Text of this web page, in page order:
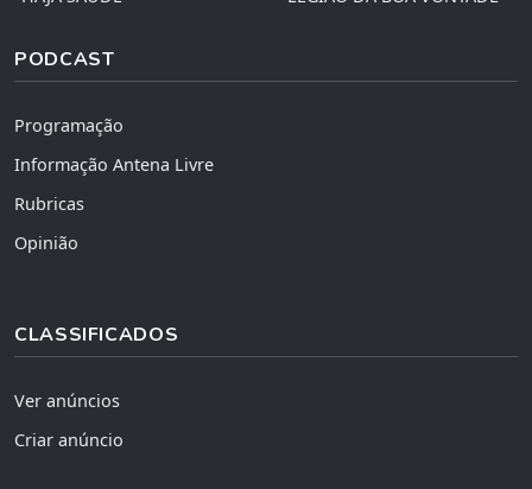
PODCAST
Programação
Informação Antena Livre
Rubricas
Opinião
CLASSIFICADOS
Ver anúncios
Criar anúncio